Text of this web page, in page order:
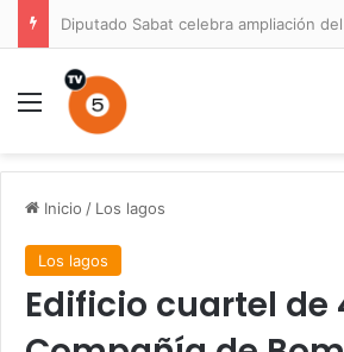
Menú
Inicio / Los lagos
Los lagos
Edificio cuartel de